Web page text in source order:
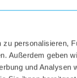
personalisieren,
Außerdem geben
und Analysen